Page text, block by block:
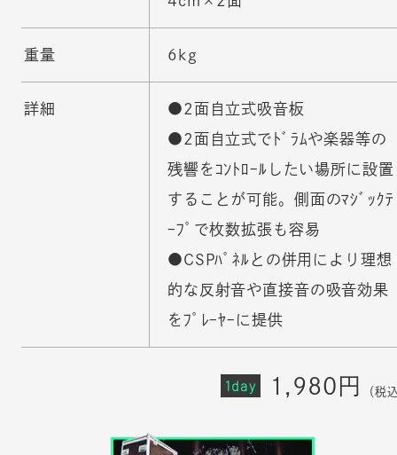
重量 6kg
詳細
●2面自立式吸音板
●2面自立式でﾄﾞﾗﾑや楽器等の
残響をｺﾝﾄﾛｰﾙしたい場所に設置
することが可能。側面のﾏｼﾞｯｸﾃ
ｰﾌﾟで枚数拡張も容易
●CSPﾊﾟﾈﾙとの併用により理想
的な反射音や直接音の吸音効果
をﾌﾟﾚｰﾔｰに提供
1day 1,980円 （税